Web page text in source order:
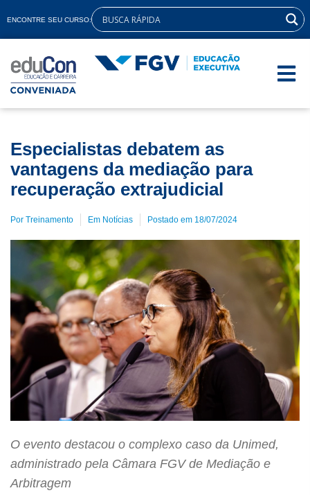
ENCONTRE SEU CURSO:
Especialistas debatem as
vantagens da mediação para
recuperação extrajudicial
Por Treinamento Em Notícias Postado em 18/07/2024
O evento destacou o complexo caso da Unimed,
administrado pela Câmara FGV de Mediação e
Arbitragem